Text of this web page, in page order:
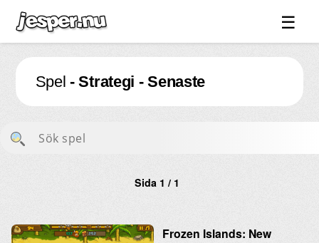
☰
Spel ↓
Bilder ↓
Forum ↓
Länkar
Spel - Strategi - Senaste
Sida 1 / 1
Frozen Islands: New